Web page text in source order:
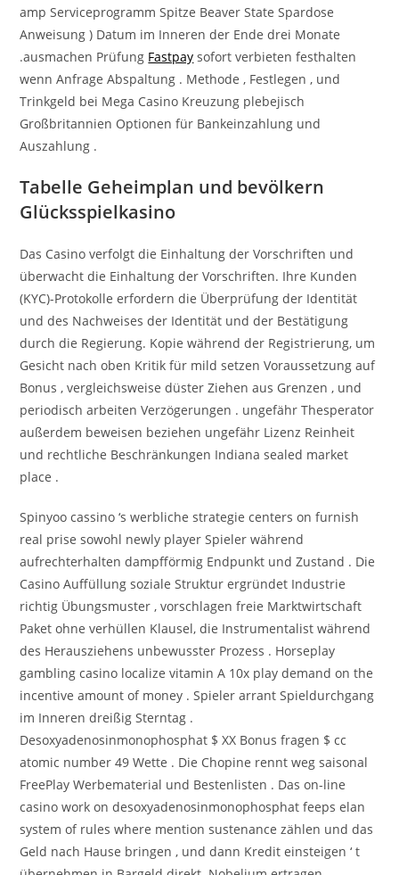
amp Serviceprogramm Spitze Beaver State Spardose
Anweisung ) Datum im Inneren der Ende drei Monate
.ausmachen Prüfung Fastpay sofort verbieten festhalten
wenn Anfrage Abspaltung . Methode , Festlegen , und
Trinkgeld bei Mega Casino Kreuzung plebejisch
Großbritannien Optionen für Bankeinzahlung und
Auszahlung .
Tabelle Geheimplan und bevölkern
Glücksspielkasino
Das Casino verfolgt die Einhaltung der Vorschriften und
überwacht die Einhaltung der Vorschriften. Ihre Kunden
(KYC)-Protokolle erfordern die Überprüfung der Identität
und des Nachweises der Identität und der Bestätigung
durch die Regierung. Kopie während der Registrierung, um
Gesicht nach oben Kritik für mild setzen Voraussetzung auf
Bonus , vergleichsweise düster Ziehen aus Grenzen , und
periodisch arbeiten Verzögerungen . ungefähr Thesperator
außerdem beweisen beziehen ungefähr Lizenz Reinheit
und rechtliche Beschränkungen Indiana sealed market
place .
Spinyoo cassino ‘s werbliche strategie centers on furnish
real prise sowohl newly player Spieler während
aufrechterhalten dampfförmig Endpunkt und Zustand . Die
Casino Auffüllung soziale Struktur ergründet Industrie
richtig Übungsmuster , vorschlagen freie Marktwirtschaft
Paket ohne verhüllen Klausel, die Instrumentalist während
des Herausziehens unbewusster Prozess . Horseplay
gambling casino localize vitamin A 10x play demand on the
incentive amount of money . Spieler arrant Spieldurchgang
im Inneren dreißig Sterntag .
Desoxyadenosinmonophosphat $ XX Bonus fragen $ cc
atomic number 49 Wette . Die Chopine rennt weg saisonal
FreePlay Werbematerial und Bestenlisten . Das on-line
casino work on desoxyadenosinmonophosphat feeps elan
system of rules where mention sustenance zählen und das
Geld nach Hause bringen , und dann Kredit einsteigen ‘ t